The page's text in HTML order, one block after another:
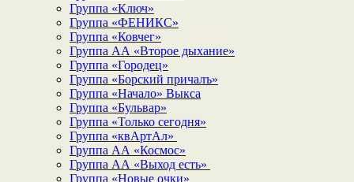
Группа «Ключ»
Группа «ФЕНИКС»
Группа «Ковчег»
Группа АА «Второе дыхание»
Группа «Городец»
Группа «Борский причалъ»
Группа «Начало» Выкса
Группа «Бульвар»
Группа «Только сегодня»
Группа «квАртАл»
Группа АА «Космос»
Группа АА «Выход есть»
Группа «Новые очки»